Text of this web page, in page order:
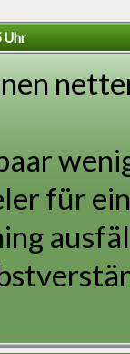
Uhr
für